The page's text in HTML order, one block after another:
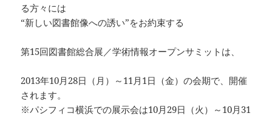
る方々には
“新しい図書館像への誘い”をお約束する
第15回図書館総合展／学術情報オープンサミットは、
2013年10月28日（月）～11月1日（金）の会期で、開催
されます。
※パシフィコ横浜での展示会は10月29日（火）～10月31